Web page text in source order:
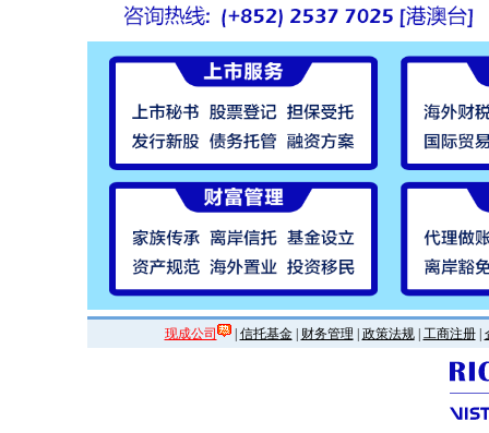
现成公司 | 信托基金| 财务管理 政策法规| 工商注册|